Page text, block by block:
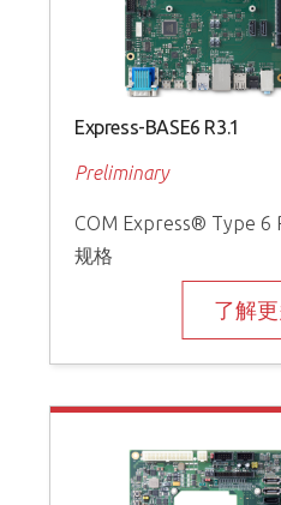
Express-BASE6 R3.1
Preliminary
COM Express® Type 6
规格
了解